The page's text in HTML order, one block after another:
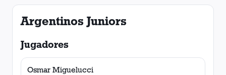
Argentinos Juniors
Jugadores
Osmar Miguelucci